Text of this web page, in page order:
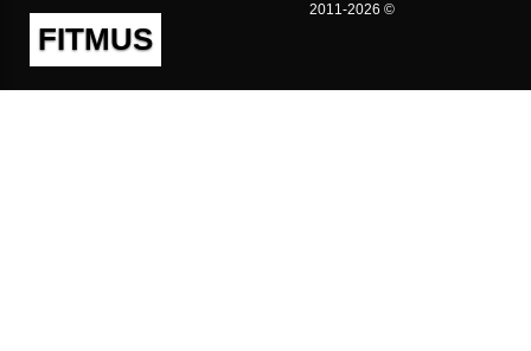
FITMUS
2011-2026 ©